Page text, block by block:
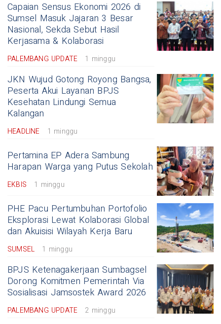
Capaian Sensus Ekonomi 2026 di
Sumsel Masuk Jajaran 3 Besar
Nasional, Sekda Sebut Hasil
Kerjasama & Kolaborasi
PALEMBANG UPDATE 1 minggu
JKN Wujud Gotong Royong Bangsa,
Peserta Akui Layanan BPJS
Kesehatan Lindungi Semua
Kalangan
HEADLINE 1 minggu
Pertamina EP Adera Sambung
Harapan Warga yang Putus Sekolah
EKBIS 1 minggu
PHE Pacu Pertumbuhan Portofolio
Eksplorasi Lewat Kolaborasi Global
dan Akuisisi Wilayah Kerja Baru
SUMSEL 1 minggu
BPJS Ketenagakerjaan Sumbagsel
Dorong Komitmen Pemerintah Via
Sosialisasi Jamsostek Award 2026
PALEMBANG UPDATE 2 minggu